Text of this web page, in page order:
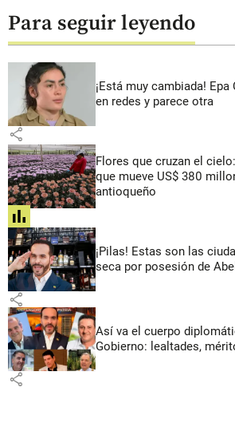
Para seguir leyendo
¡Está muy cambiada!
en redes y parece otra
share
Flores que cruzan el
que mueve US$ 380
antioqueño
share
¡Pilas! Estas son las
seca por posesión de
share
Así va el cuerpo
Gobierno: lealtades,
share